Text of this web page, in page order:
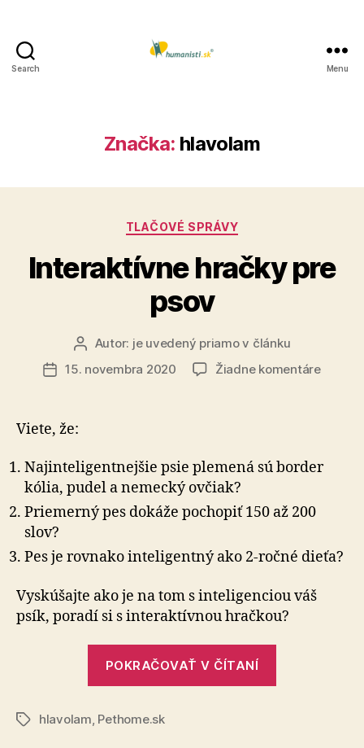
Search Menu
Značka: hlavolam
Kategórie
TLAČOVÉ SPRÁVY
Interaktívne hračky pre
psov
AutorAutor: je uvedený priamo v článku
Dátum
15. novembra 2020 Žiadne komentárena
Viete, že:
Najinteligentnejšie psie plemená sú border
kólia, pudel a nemecký ovčiak?
Priemerný pes dokáže pochopiť 150 až 200
slov?
Pes je rovnako inteligentný ako 2-ročné dieťa?
Vyskúšajte ako je na tom s inteligenciou váš
psík, poradí si s interaktívnou hračkou?
POKRAČOVAŤ V ČÍTANÍ
Značkyhlavolam, Pethome.sk